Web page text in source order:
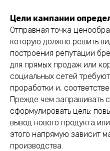
Цели кампании
Отправная точка
которую должно решить
построения репутации
для прямых продаж или
социальных сетей
проработки и,
Прежде чем запрашивать
сформулировать цель:
вывод нового продукта
этого напрямую зависит
производства.